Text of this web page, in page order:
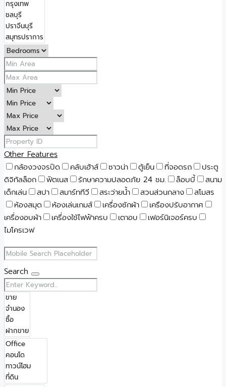
Other Features
กล้องวงจรปิด
คลับเฮ้าส์ ซาวน่า ตู้เย็น ที่จอดรถ
ประตู
ดิจิทัลล็อก
ฟิตเนส รักษาความปลอดภัย 24 ชม. ล็อบบี้
สนาม
เด็กเล่น
สปา สมาร์ททีวี สระว่ายน้ำ สวนส่วนกลาง
สโมสร
ห้องสมุด
ห้องเล่นเกมส์ เครื่องซักผ้า
เครืองปรับอากาศ
เครื่องอบผ้า
เครื่องใช้ไฟฟ้าครบ เตาอบ
เฟอร์นิเจอร์ครบ
ไมโครเวฟ
Search